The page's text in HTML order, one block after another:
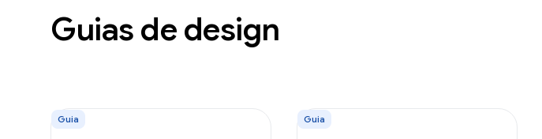
Guias de design
Guia Guia